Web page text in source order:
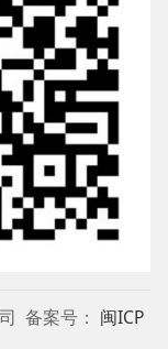
备案号： 闽ICP